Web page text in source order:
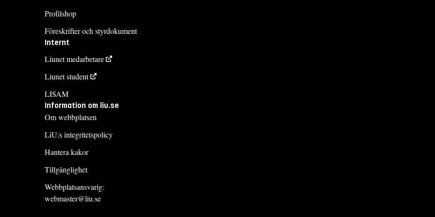
Profilshop
Föreskrifter och styrdokument
Internt
Liunet medarbetare
Liunet student
LISAM
Information om liu.se
Om webbplatsen
LiU:s integritetspolicy
Hantera kakor
Tillgänglighet
Webbplatsansvarig:
webmaster@liu.se